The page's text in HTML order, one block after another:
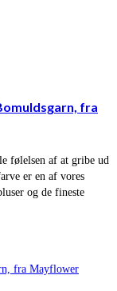
fra
følelsen af at gribe ud
er en af vores
og de fineste